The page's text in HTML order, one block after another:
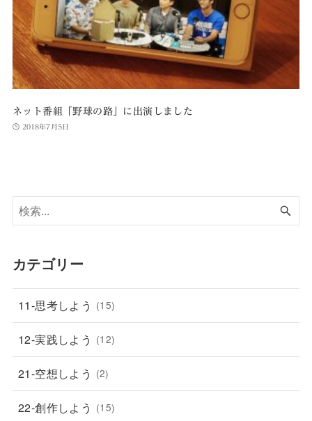
ネット番組「野球の路」に出演しました
2018年7月5日
カテゴリー
11-思考しよう (15)
12-実践しよう (12)
21-空想しよう (2)
22-創作しよう (15)